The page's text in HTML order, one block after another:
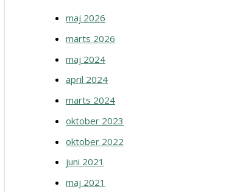
maj 2026
marts 2026
maj 2024
april 2024
marts 2024
oktober 2023
oktober 2022
juni 2021
maj 2021